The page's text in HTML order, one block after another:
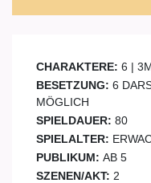
CHARAKTERE: 6 |
BESETZUNG: 6
MÖGLICH
SPIELDAUER: 80
SPIELALTER:
PUBLIKUM: AB 5
SZENEN/AKT: 2